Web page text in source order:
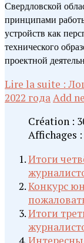
Свердловской
принципами
устройств как
технического
проектной
Lire la suite :
2022 годаAdd
Création :
Affichages :
Итоги
Конкурс
Итоги